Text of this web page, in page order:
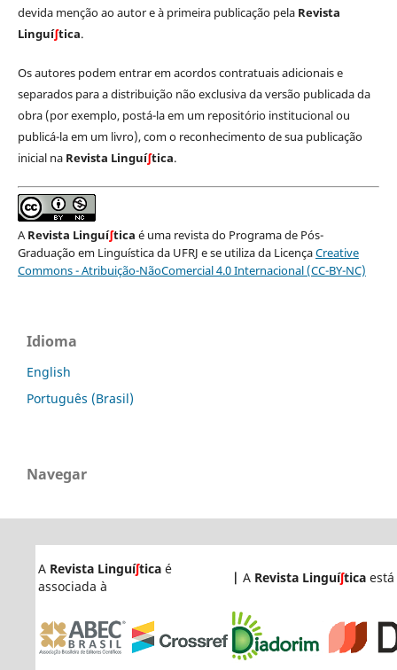
devida menção ao autor e à primeira publicação pela Revista
Linguí∫tica.
Os autores podem entrar em acordos contratuais adicionais e
separados para a distribuição não exclusiva da versão publicada da
obra (por exemplo, postá-la em um repositório institucional ou
publicá-la em um livro), com o reconhecimento de sua publicação
inicial na Revista Linguí∫tica.
ARevista Linguí∫tica é uma revista do Programa de Pós-
Graduação em Linguística da UFRJ e se utiliza da LicençaCreative
Commons - Atribuição-NãoComercial 4.0 Internacional (CC-BY-NC)
Idioma
English
Português (Brasil)
Navegar
A Revista Linguíʃticaé
associada à
| A Revista Linguíʃticaestá